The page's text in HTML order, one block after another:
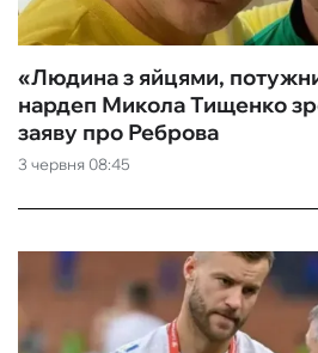
3 червня 08:45
«‎Людина з яйцями,
нардеп Микола Тищенко
заяву про Реброва